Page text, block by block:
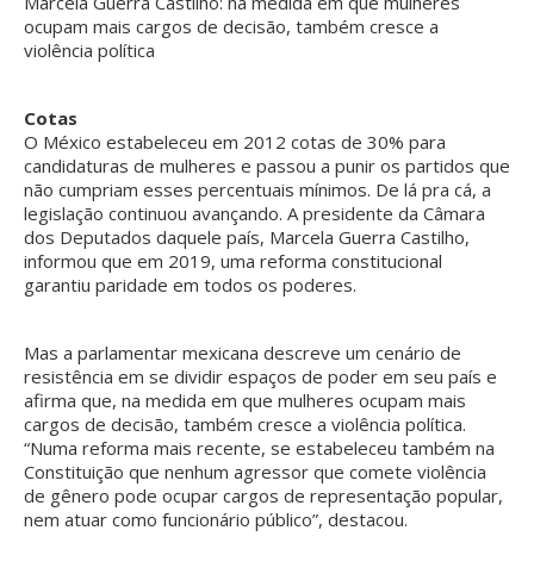
ocupam mais cargos de decisão, também cresce a
violência política
Cotas
O México estabeleceu em 2012 cotas de 30% para
candidaturas de mulheres e passou a punir os partidos que
não cumpriam esses percentuais mínimos. De lá pra cá, a
legislação continuou avançando. A presidente da Câmara
dos Deputados daquele país, Marcela Guerra Castilho,
informou que em 2019, uma reforma constitucional
garantiu paridade em todos os poderes.
Mas a parlamentar mexicana descreve um cenário de
resistência em se dividir espaços de poder em seu país e
afirma que, na medida em que mulheres ocupam mais
cargos de decisão, também cresce a violência política.
“Numa reforma mais recente, se estabeleceu também na
Constituição que nenhum agressor que comete violência
de gênero pode ocupar cargos de representação popular,
nem atuar como funcionário público”, destacou.